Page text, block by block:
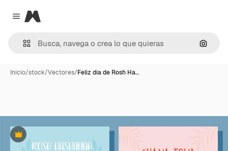
Close menu
Magnific
Inicio/stock/Vectores/Feliz día de Rosh Ha…
Premium